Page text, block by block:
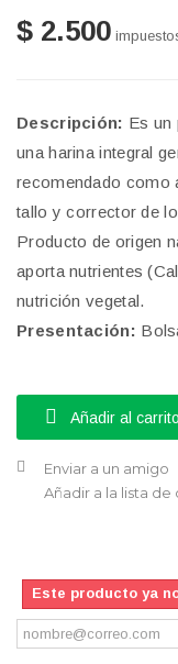
$ 2.500
Descripción: Es un
una harina integral
recomendado como
tallo y corrector de
Producto de origen
aporta nutrientes
nutrición vegetal.
Presentación:
Añadir al carrito
Enviar a un amigo
Añadir a la lista de
Este producto ya